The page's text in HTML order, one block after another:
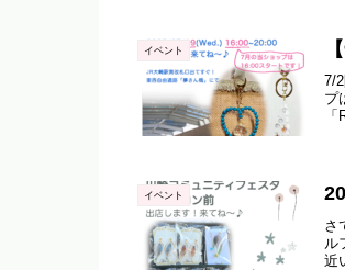
イベント
7/
プ
イベント
さ
ル
近